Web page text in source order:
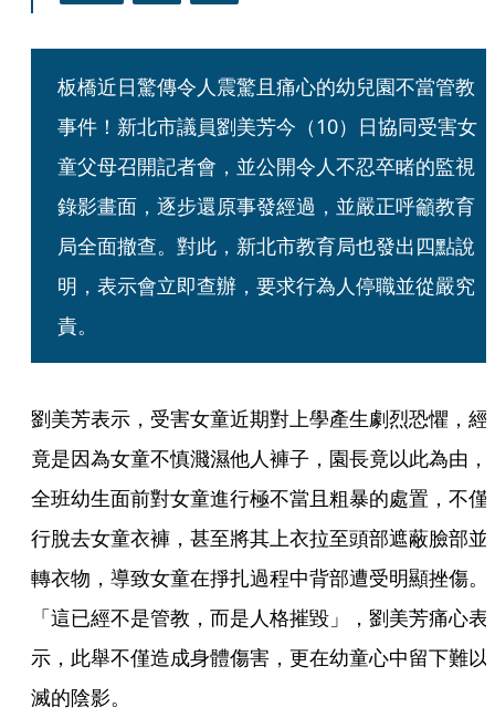
板橋近日驚傳令人震驚且痛心的幼兒園不當管教
事件！新北市議員劉美芳今（10）日協同受害女
童父母召開記者會，並公開令人不忍卒睹的監視
錄影畫面，逐步還原事發經過，並嚴正呼籲教育
局全面撤查。對此，新北市教育局也發出四點說
明，表示會立即查辦，要求行為人停職並從嚴究
責。
劉美芳表示，受害女童近期對上學產生劇烈恐懼，經
竟是因為女童不慎濺濕他人褲子，園長竟以此為由，
全班幼生面前對女童進行極不當且粗暴的處置，不僅
行脫去女童衣褲，甚至將其上衣拉至頭部遮蔽臉部並
轉衣物，導致女童在掙扎過程中背部遭受明顯挫傷。
「這已經不是管教，而是人格摧毀」，劉美芳痛心表
示，此舉不僅造成身體傷害，更在幼童心中留下難以
滅的陰影。